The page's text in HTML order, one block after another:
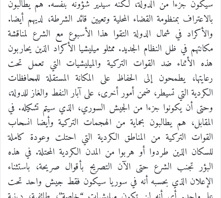
سيكون جزءا من الدولة، لكنه سيدير شؤونه بنفسه. هم يطالبون
بالاعتراف بمنظومة القضاء المحلية وتعيين قائد الشرطة، لديهم أيضا.
والأكراد في شمال الدولة التقوا هذا الأسبوع مع الشرع لمناقشة
مكانتهم في ظل النظام الجديد. ممثلو ميليشيا الأكراد الذين يحاربون
هذه الأثناء ضد القوات التركية والميليشيات التي تعمل تحت
رعايتها، يطمحون إلى الحفاظ على المكانة المستقلة للمحافظات
الكردية التي تسيطر، ضمن أمور أخرى، على آبار النفط والغاز للدولة،
وحتى أن يكونوا جزءا من الجيش السوري، الذي سيتم تشكيله. في
المقابل، هم يطالبون بحماية من الهجمات التركية وأيضا انسحاب
القوات التركية من المناطق الكردية التي احتلت وعودة كاملة
للسكان الذين طردوا أو هربوا من المدن الكردية المحتلة. في هذه
البؤر تجنب الشرع حتى الآن التصريح بأقوال صريحة، باستثناء
الإعلان الذي بحسبه أنه في سوريا سيكون فقط جيش واحد تحت